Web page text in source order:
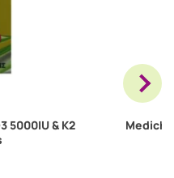
5000IU & K2